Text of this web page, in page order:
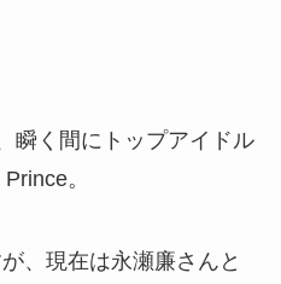
瞬く間にトップアイドル
。
、現在は永瀬廉さんと